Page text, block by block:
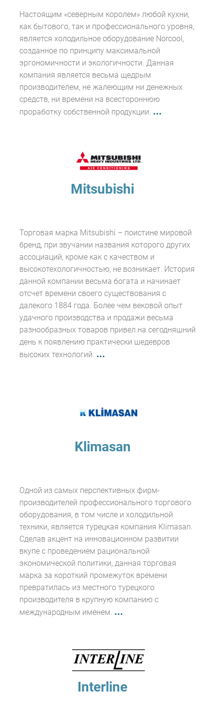
Настоящим «северным королем» любой кухни,
как бытового, так и профессионального уровня,
является холодильное оборудование Norcool,
созданное по принципу максимальной
эргономичности и экологичности. Данная
компания является весьма щедрым
производителем, не жалеющим ни денежных
средств, ни времени на всестороннюю
проработку собственной продукции. ...
Mitsubishi
Торговая марка Mitsubishi – поистине мировой
бренд, при звучании названия которого других
ассоциаций, кроме как с качеством и
высокотехологичностью, не возникает. История
данной компании весьма богата и начинает
отсчет времени своего существования с
далекого 1884 года. Более чем вековой опыт
удачного производства и продажи весьма
разнообразных товаров привел на сегодняшний
день к появлению практически шедевров
высоких технологий. ...
Klimasan
Одной из самых перспективных фирм-
производителей профессионального торгового
оборудования, в том числе и холодильной
техники, является турецкая компания Klimasan.
Сделав акцент на инновационном развитии
вкупе с проведением рациональной
экономической политики, данная торговая
марка за короткий промежуток времени
превратилась из местного турецкого
производителя в крупную компанию с
международным именем. ...
Interline